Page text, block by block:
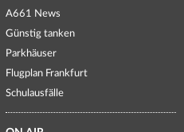
A661 News
Günstig tanken
Parkhäuser
Flugplan Frankfurt
Schulausfälle